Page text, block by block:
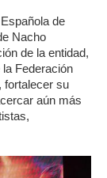
de
Nacho
de la entidad,
Federación
fortalecer su
aún más